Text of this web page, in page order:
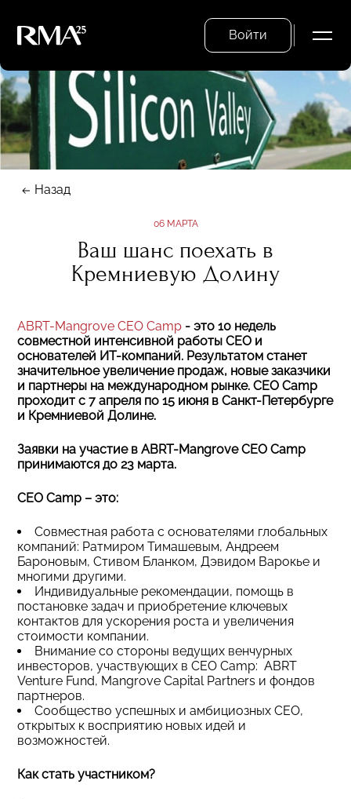
Войти
Назад
06 МАРТА
Ваш шанс поехать в
Кремниевую Долину
ABRT-Mangrove CEO Camp - это 10 недель
совместной интенсивной работы CEO и
основателей ИТ-компаний. Результатом станет
значительное увеличение продаж, новые заказчики
и партнеры на международном рынке. CEO Camp
проходит с 7 апреля по 15 июня в Санкт-Петербурге
и Кремниевой Долине.
Заявки на участие в ABRT-Mangrove CEO Camp
принимаются до 23 марта.
CEO Camp – это:
Совместная работа с основателями глобальных
компаний: Ратмиром Тимашевым, Андреем
Бароновым, Стивом Бланком, Дэвидом Варокье и
многими другими.
Индивидуальные рекомендации, помощь в
постановке задач и приобретение ключевых
контактов для ускорения роста и увеличения
стоимости компании.
Внимание со стороны ведущих венчурных
инвесторов, участвующих в CEO Camp: ABRT
Venture Fund, Mangrove Capital Partners и фондов
партнеров.
Сообщество успешных и амбициозных CEO,
открытых к восприятию новых идей и
возможностей.
Как стать участником?